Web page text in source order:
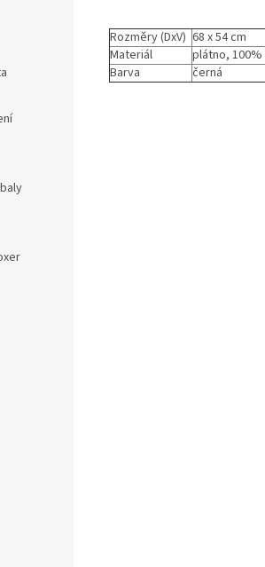
Rozměry (DxV) 68 x 54 cm
Materiál
plátno,
Barva
černá